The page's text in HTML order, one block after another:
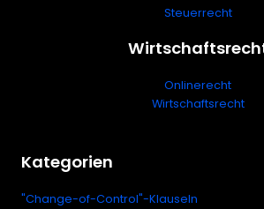
Steuerrecht
Onlinerecht
Wirtschaftsrecht
Kategorien
"Change-of-Control"-Klauseln